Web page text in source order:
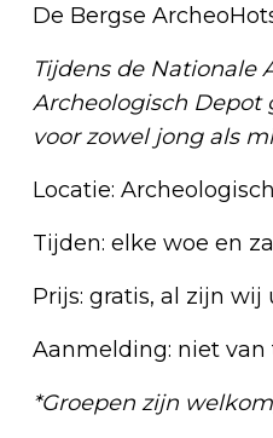
De Bergse
Tijdens de Nationale
Archeologisch Depot
voor zowel jong als
Locatie:
Tijden: elke woe en
Prijs: gratis, al zijn
Aanmelding: niet van
*Groepen zijn